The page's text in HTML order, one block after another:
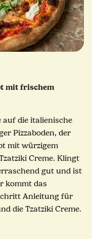
mit frischem
auf die italienische
Pizzaboden, der
mit würzigem
Creme. Klingt
gut und ist
kommt das
Anleitung für
die Tzatziki Creme.